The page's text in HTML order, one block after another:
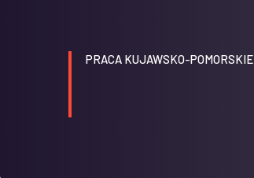
PRACA KUJAWSKO-POMORSKIE